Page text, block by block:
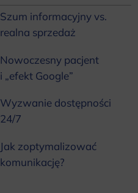
Szum informacyjny vs.
realna sprzedaż
Nowoczesny pacjent
i „efekt Google”
Wyzwanie dostępności
24/7
Jak zoptymalizować
komunikację?